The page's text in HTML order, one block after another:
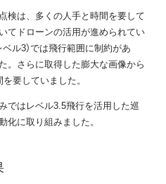
検は、多くの人手と時間を要して
てドローンの活用が進められてい
ル3）では飛行範囲に制約があ
。さらに取得した膨大な画像から
要していました。
ではレベル3.5飛行を活用した巡
に取り組みました。